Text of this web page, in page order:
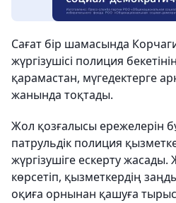
Сағат бір шамасында
жүргізушісі полиция
қарамастан, мүгедектерге
жанында тоқтады.
Жол қозғалысы ережелерін
патрульдік полиция
жүргізушіге ескерту жасады.
көрсетіп, қызметкердің
оқиға орнынан қашуға